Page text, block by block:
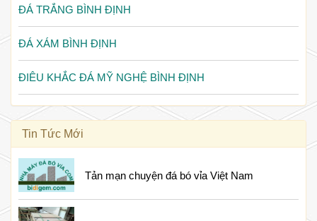
ĐÁ TRẮNG BÌNH ĐỊNH
ĐÁ XÁM BÌNH ĐỊNH
ĐIÊU KHẮC ĐÁ MỸ NGHỆ BÌNH ĐỊNH
Tin Tức Mới
Tản mạn chuyện đá bó vỉa Việt Nam